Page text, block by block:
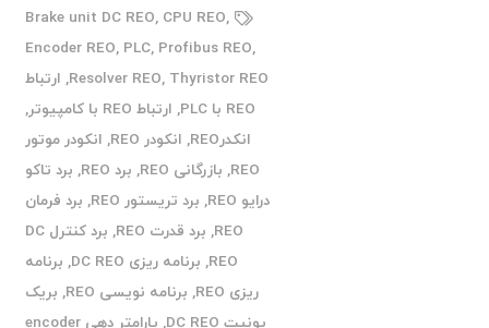
Brake unit DC REO, CPU REO,
Encoder REO, PLC, Profibus REO,
Resolver REO, Thyristor REO
, ارتباط
REO با PLC
, ارتباط REO با کامپیوتر
,
انکدرREO
, انکودر REO , انکودر موتور
REO
, بازرگانی REO , برد REO , برد تاکو
درایو REO
, برد تریستور REO , برد فرمان
REO
, برد قدرت REO ,
برد کنترل DC
REO
, برنامه ریزی DC REO , برنامه
ریزی REO
, برنامه نویسی REO , بریک
یونیت DC REO
,
پارامتر دهی encoder